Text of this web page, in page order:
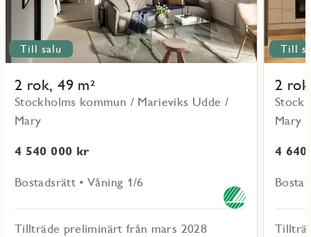
Till salu
2 rok, 49 m²
Stockholms kommun / Marieviks Udde /
Mary
4 540 000 kr
Bostadsrätt • Våning 1/6
Tillträde preliminärt från mars 2028
Till
2
Mary
4